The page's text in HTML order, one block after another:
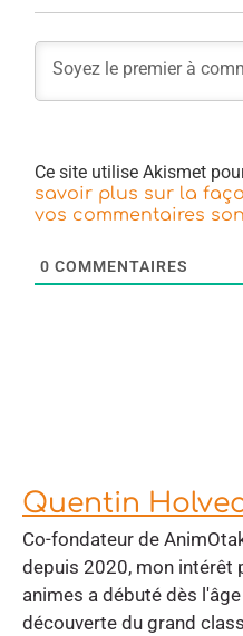
Ce site utilise Akismet
savoir plus sur la
vos commentaires
0 COMMENTAIRES
Quentin
Co-fondateur de
depuis 2020, mon intérêt
animes a débuté dès
découverte du grand